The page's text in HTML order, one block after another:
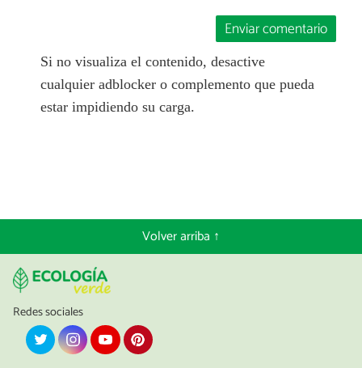
Enviar comentario
Si no visualiza el contenido, desactive
cualquier adblocker o complemento que pueda
estar impidiendo su carga.
Volver arriba ↑
Redes sociales